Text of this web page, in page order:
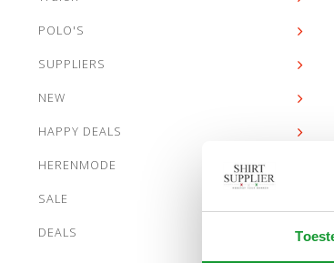
POLO'S
SUPPLIERS
NEW
HAPPY DEALS
HERENMODE
SALE
DEALS